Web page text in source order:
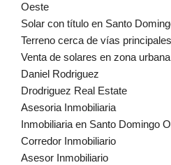
Oeste
Solar con título en Santo
Terreno cerca de vías
Venta de solares en zona
Daniel Rodriguez
Drodriguez Real Estate
Asesoria Inmobiliaria
Inmobiliaria en Santo Domingo
Corredor Inmobiliario
Asesor Inmobiliario